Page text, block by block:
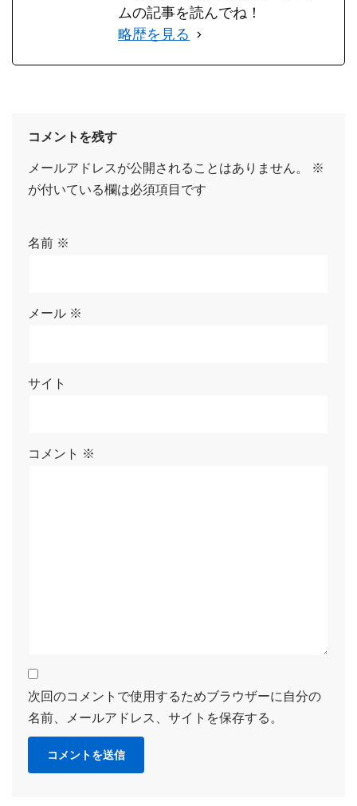
ムの記事を読んでね！
略歴を見る
コメントを残す
メールアドレスが公開されることはありません。
※
が付いている欄は必須項目です
名前 ※
メール ※
サイト
コメント ※
次回のコメントで使用するためブラウザーに自分の
名前、メールアドレス、サイトを保存する。